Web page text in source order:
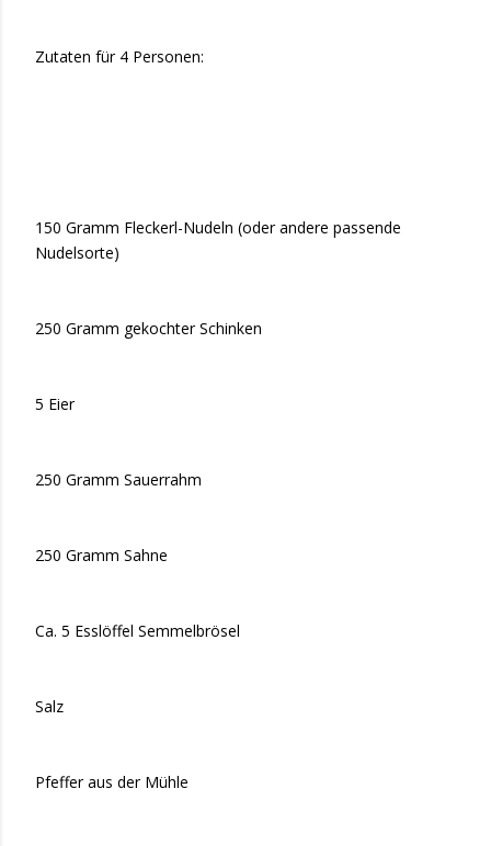
Zutaten für 4 Personen:
150 Gramm Fleckerl-Nudeln (oder andere passende
Nudelsorte)
250 Gramm gekochter Schinken
5 Eier
250 Gramm Sauerrahm
250 Gramm Sahne
Ca. 5 Esslöffel Semmelbrösel
Salz
Pfeffer aus der Mühle